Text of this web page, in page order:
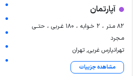
آپارتمان
۸۲ مـتر ، ۲ خـوابه ، ۱۸۰ غـربی ، حتــی
مـجرد
تهرانپارس غربی, تهران
مشاهده جزییات